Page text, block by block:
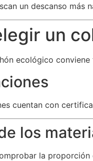
un descanso más
un
ecológico
cuentan con
los
la